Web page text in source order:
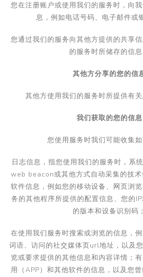
您在注册账户或使用我们的服务时，向
息，例如电话号码、电子邮件或
您通过我们的服务向其他方提供的共享
的服务时所储存的信息
其他方分享的您的信
其他方使用我们的服务时所提供有关
我们获取的您的信息
您使用服务时我们可能收集如
日志信息， 指您使用我们的服务时，系
web beacon或其他方式自动采集的技
软件信息，例如您的移动设备、网页浏
务的其他程序所提供的配置信息、您的IP
的版本和设备识别码；
在使用我们服务时搜索或浏览的信息，
词语、访问的社交媒体页url地址，以及
览或要求提供的其他信息和内容详情；
用（APP）和其他软件的信息，以及您